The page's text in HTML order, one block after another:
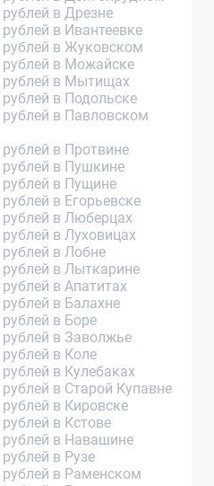
в Дрезне
в Ивантеевке
в Жуковском
в Можайске
рублей в Мытищах
в Подольске
в Павловском
в Протвине
в Пушкине
в Пущине
в Егорьевске
в Люберцах
в Луховицах
в Лобне
в Лыткарине
в Апатитах
в Балахне
в Боре
в Заволжье
в Коле
в Кулебаках
в Старой Купавне
в Кировске
в Кстове
в Навашине
в Рузе
в Раменском